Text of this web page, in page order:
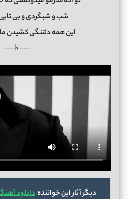
شب و شبگردی و بی
این همه دلتنگی کشیدن
──♭──
دیگر آثار این خوانندهدانلود